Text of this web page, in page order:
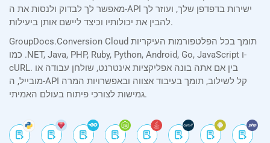
מאפשר לך לבדוק ולנסות את ה-API ישירות בדפדפן שלך, ועוזר לך
להבין את יכולותיו וכיצד ליישם אותן ביעילות.
GroupDocs.Conversion Cloud תומך בכל הפלטפורמות העיקריות
כמו .NET, Java, PHP, Ruby, Python, Android, Go, JavaScript ו-
cURL. בין אם אתה בונה אפליקציות אינטרנט, שולחן עבודה או
מובייל, ה-API קל לשילוב, תומך בעיבוד אצווה ובאפשרויות המרה
גמישות לצורכי פיתוח בעולם האמיתי.